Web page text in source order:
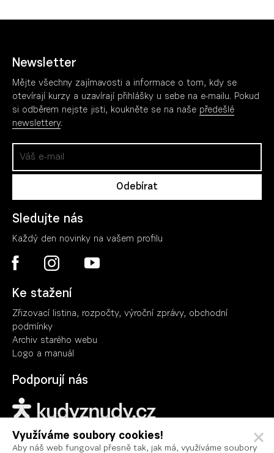
Cinema Open
Galerie za Galerií
Dny otevřených ateliérů
Newsletter
Mějte všechny zajímavosti a informace o tom, kdy se
otevírají kurzy a uzavírají přihlášky u sebe na e-mailu. Pokud
si odběrem nejste jisti, koukněte se na naše předešlé
newslettery.
Sledujte nás
Každý den novinky na vašem profilu
Ke stažení
Zřizovací listina, rozpočty, výroční zprávy, obchodní
podmínky
Archiv starého webu
Logo a manuál
Podporují nás
Využíváme soubory cookies!
Aby náš web fungoval přesně tak, jak má, využíváme soubory